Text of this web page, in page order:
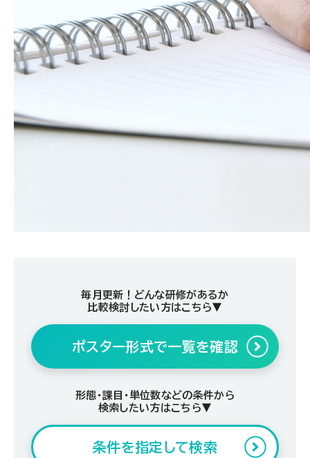
毎月更新！どんな研修があるか
比較検討したい方はこちら▼
ポスター形式で一覧を確認
形態・課目・単位数などの条件から
検索したい方はこちら▼
条件を指定して検索